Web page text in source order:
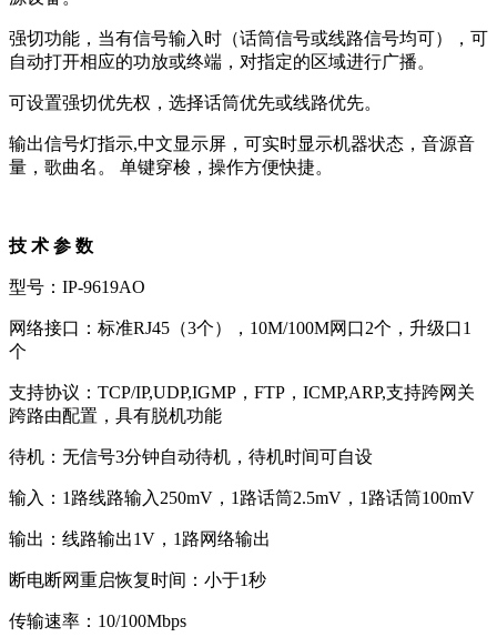
强切功能，当有信号输入时（话筒信号或线路信号均可），可
自动打开相应的功放或终端，对指定的区域进行广播。
可设置强切优先权，选择话筒优先或线路优先。
输出信号灯指示,中文显示屏，可实时显示机器状态，音源音
量，歌曲名。 单键穿梭，操作方便快捷。
技 术 参 数
型号：IP-9619AO
网络接口：标准RJ45（3个），10M/100M网口2个，升级口1
个
支持协议：TCP/IP,UDP,IGMP，FTP，ICMP,ARP,支持跨网关
跨路由配置，具有脱机功能
待机：无信号3分钟自动待机，待机时间可自设
输入：1路线路输入250mV，1路话筒2.5mV，1路话筒100mV
输出：线路输出1V，1路网络输出
断电断网重启恢复时间：小于1秒
传输速率：10/100Mbps